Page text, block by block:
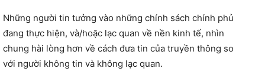
Những người tin tưởng vào những chính sách chính phủ
đang thực hiện, và/hoặc lạc quan về nền kinh tế, nhìn
chung hài lòng hơn về cách đưa tin của truyền thông so
với người không tin và không lạc quan.